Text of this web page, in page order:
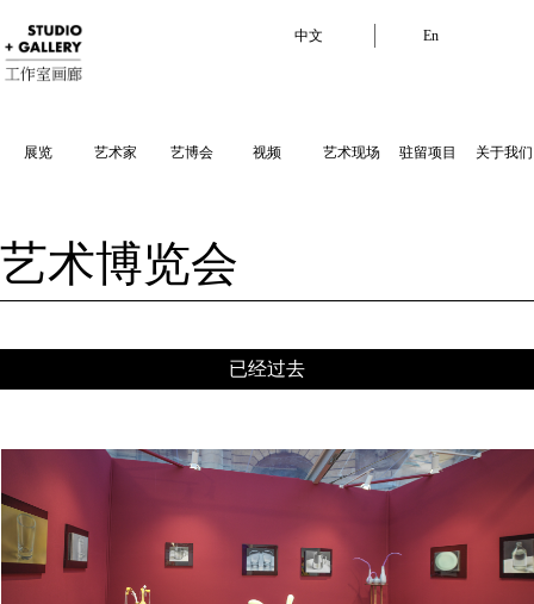
展览 艺术家 艺博会 视频 艺术现场 驻留项目 关于我们
中文 En
艺术博览会
已经过去